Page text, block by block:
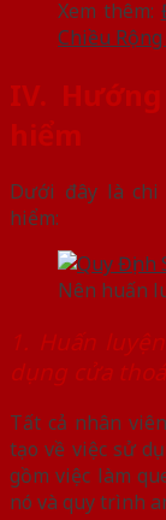
Xem thêm:
Chiều
IV.
hiểm
Dưới đây là
hiểm:
Nên huấn
1. Huấn
dụng cửa
Tất cả nhân
tạo về việc sử
gồm việc làm
nó và quy trình